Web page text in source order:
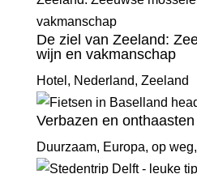
De ziel van Zeeland:
wijn en vakmanschap
Hotel , Nederland, Zeeland
Verbazen en
Duurzaam, Europa, op weg,